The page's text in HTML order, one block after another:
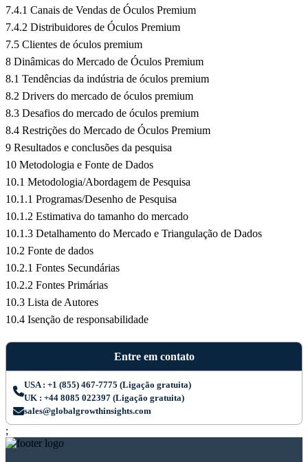
7.4.1 Canais de Vendas de Óculos Premium
7.4.2 Distribuidores de Óculos Premium
7.5 Clientes de óculos premium
8 Dinâmicas do Mercado de Óculos Premium
8.1 Tendências da indústria de óculos premium
8.2 Drivers do mercado de óculos premium
8.3 Desafios do mercado de óculos premium
8.4 Restrições do Mercado de Óculos Premium
9 Resultados e conclusões da pesquisa
10 Metodologia e Fonte de Dados
10.1 Metodologia/Abordagem de Pesquisa
10.1.1 Programas/Desenho de Pesquisa
10.1.2 Estimativa do tamanho do mercado
10.1.3 Detalhamento do Mercado e Triangulação de Dados
10.2 Fonte de dados
10.2.1 Fontes Secundárias
10.2.2 Fontes Primárias
10.3 Lista de Autores
10.4 Isenção de responsabilidade
Entre em contato
USA : +1 (855) 467-7775 (Ligação gratuita)
UK : +44 8085 022397 (Ligação gratuita)
sales@globalgrowthinsights.com
;